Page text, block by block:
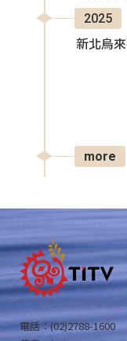
2025
新北烏
more
電話：(02)2788-1600